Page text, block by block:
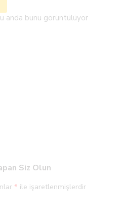
anda bunu görüntülüyor
Siz Olun
* ile işaretlenmişlerdir